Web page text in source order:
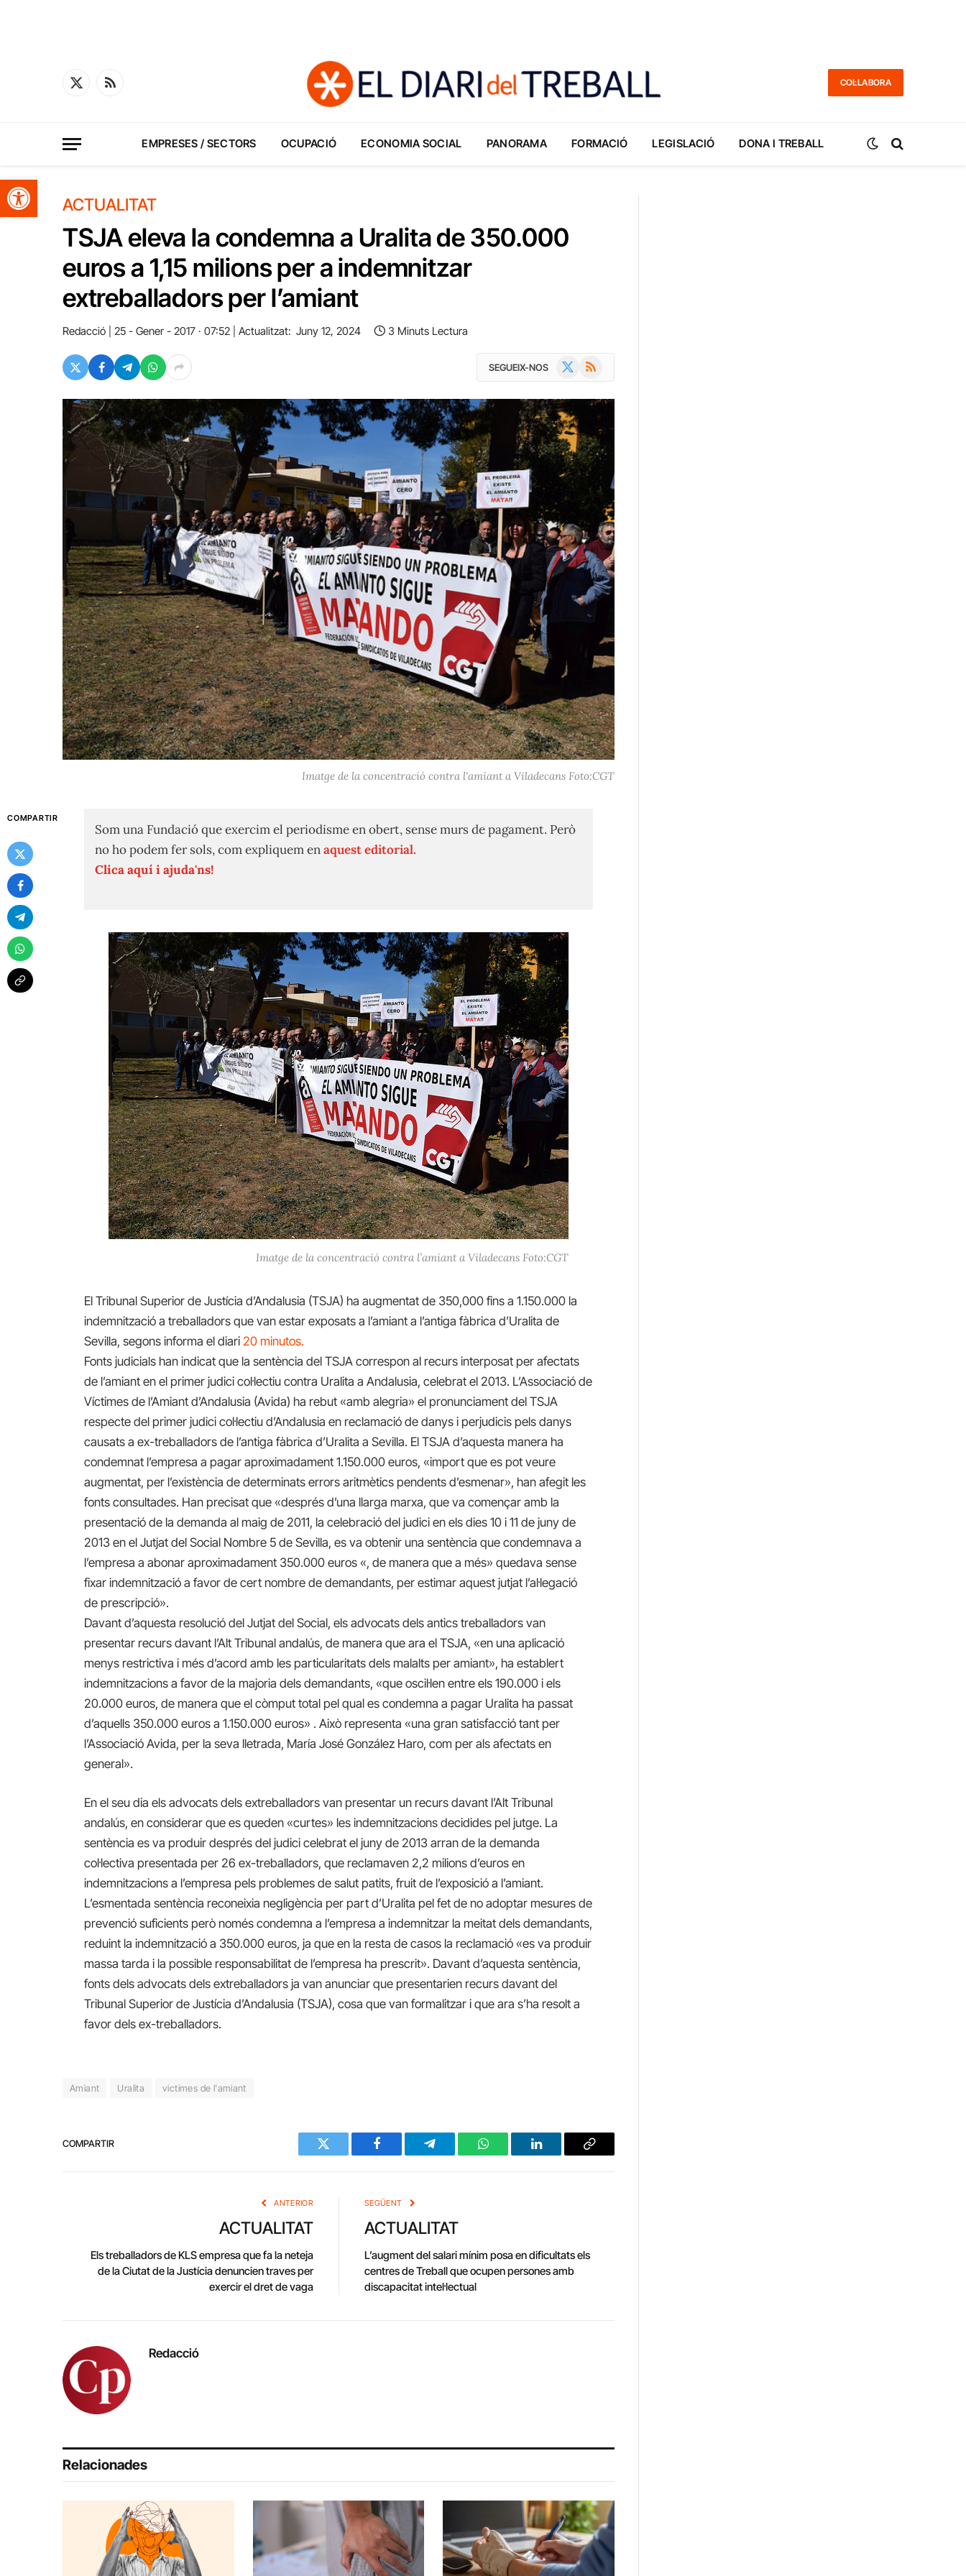
Obre la barra d'eines
X
RSS
COL·LABORA
EMPRESES / SECTORS OCUPACIÓ ECONOMIA SOCIAL PANORAMA FORMACIÓ LEGISLACIÓ DONA I TREBALL
ACTUALITAT
TSJA eleva la condemna a Uralita de 350.000
euros a 1,15 milions per a indemnitzar
extreballadors per l’amiant
Redacció 25 - Gener - 2017 · 07:52 Actualitzat: Juny 12, 2024 3 Minuts Lectura
SEGUEIX-NOS RSS
Imatge de la concentració contra l'amiant a Viladecans Foto:CGT
COMPARTIR
Som una Fundació que exercim el periodisme en obert, sense murs de pagament. Però
no ho podem fer sols, com expliquem enaquest editorial.
Clica aquí i ajuda'ns!
Imatge de la concentració contra l’amiant a Viladecans Foto:CGT
El Tribunal Superior de Justícia d’Andalusia (TSJA) ha augmentat de 350,000 fins a 1.150.000 la
indemnització a treballadors que van estar exposats a l’amiant a l’antiga fàbrica d’Uralita de
Sevilla, segons informa el diari 20 minutos.
Fonts judicials han indicat que la sentència del TSJA correspon al recurs interposat per afectats
de l’amiant en el primer judici col·lectiu contra Uralita a Andalusia, celebrat el 2013. L’Associació de
Víctimes de l’Amiant d’Andalusia (Avida) ha rebut «amb alegria» el pronunciament del TSJA
respecte del primer judici col·lectiu d’Andalusia en reclamació de danys i perjudicis pels danys
causats a ex-treballadors de l’antiga fàbrica d’Uralita a Sevilla. El TSJA d’aquesta manera ha
condemnat l’empresa a pagar aproximadament 1.150.000 euros, «import que es pot veure
augmentat, per l’existència de determinats errors aritmètics pendents d’esmenar», han afegit les
fonts consultades. Han precisat que «després d’una llarga marxa, que va començar amb la
presentació de la demanda al maig de 2011, la celebració del judici en els dies 10 i 11 de juny de
2013 en el Jutjat del Social Nombre 5 de Sevilla, es va obtenir una sentència que condemnava a
l’empresa a abonar aproximadament 350.000 euros «, de manera que a més» quedava sense
fixar indemnització a favor de cert nombre de demandants, per estimar aquest jutjat l’al·legació
de prescripció».
Davant d’aquesta resolució del Jutjat del Social, els advocats dels antics treballadors van
presentar recurs davant l’Alt Tribunal andalús, de manera que ara el TSJA, «en una aplicació
menys restrictiva i més d’acord amb les particularitats dels malalts per amiant», ha establert
indemnitzacions a favor de la majoria dels demandants, «que oscil·len entre els 190.000 i els
20.000 euros, de manera que el còmput total pel qual es condemna a pagar Uralita ha passat
d’aquells 350.000 euros a 1.150.000 euros» . Això representa «una gran satisfacció tant per
l’Associació Avida, per la seva lletrada, María José González Haro, com per als afectats en
general».
En el seu dia els advocats dels extreballadors van presentar un recurs davant l’Alt Tribunal
andalús, en considerar que es queden «curtes» les indemnitzacions decidides pel jutge. La
sentència es va produir després del judici celebrat el juny de 2013 arran de la demanda
col·lectiva presentada per 26 ex-treballadors, que reclamaven 2,2 milions d’euros en
indemnitzacions a l’empresa pels problemes de salut patits, fruit de l’exposició a l’amiant.
L’esmentada sentència reconeixia negligència per part d’Uralita pel fet de no adoptar mesures de
prevenció suficients però només condemna a l’empresa a indemnitzar la meitat dels demandants,
reduint la indemnització a 350.000 euros, ja que en la resta de casos la reclamació «es va produir
massa tarda i la possible responsabilitat de l’empresa ha prescrit». Davant d’aquesta sentència,
fonts dels advocats dels extreballadors ja van anunciar que presentarien recurs davant del
Tribunal Superior de Justícia d’Andalusia (TSJA), cosa que van formalitzar i que ara s’ha resolt a
favor dels ex-treballadors.
Amiant Uralita victimes de l'amiant
COMPARTIR
Twitter Facebook Telegram WhatsAppLinkedIn Copy
ANTERIOR
ACTUALITAT
Els treballadors de KLS empresa que fa la neteja
de la Ciutat de la Justícia denuncien traves per
exercir el dret de vaga
SEGÜENT
ACTUALITAT
L’augment del salari mínim posa en dificultats els
centres de Treball que ocupen persones amb
discapacitat intel·lectual
Redacció
Relacionades